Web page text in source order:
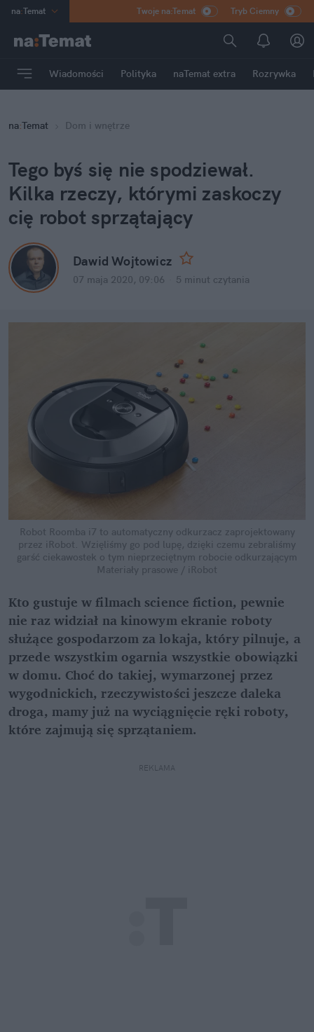
na:Temat
Poland
mama
Rozrywka
Twoje na:Temat Tryb Ciemny
Wiadomości Polityka naTemat extra Rozrywka
na:Temat Dom i wnętrze
Tego byś się nie spodziewał.
Kilka rzeczy, którymi zaskoczy
cię robot sprzątający
Dawid Wojtowicz
07 maja 2020, 09:06 5 minut czytania
Robot Roomba i7 to automatyczny odkurzacz zaprojektowany
przez iRobot. Wzięliśmy go pod lupę, dzięki czemu zebraliśmy
garść ciekawostek o tym nieprzeciętnym robocie odkurzającym
Materiały prasowe / iRobot
Kto gustuje w filmach science fiction, pewnie
nie raz widział na kinowym ekranie roboty
służące gospodarzom za lokaja, który pilnuje, a
przede wszystkim ogarnia wszystkie obowiązki
w domu. Choć do takiej, wymarzonej przez
wygodnickich, rzeczywistości jeszcze daleka
droga, mamy już na wyciągnięcie ręki roboty,
które zajmują się sprzątaniem.
REKLAMA